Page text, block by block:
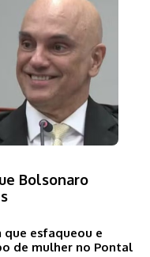
Bolsonaro
que esfaqueou e
de mulher no Pontal